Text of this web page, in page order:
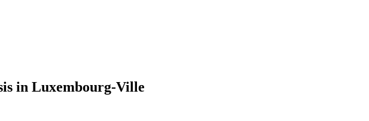
in Luxembourg-Ville